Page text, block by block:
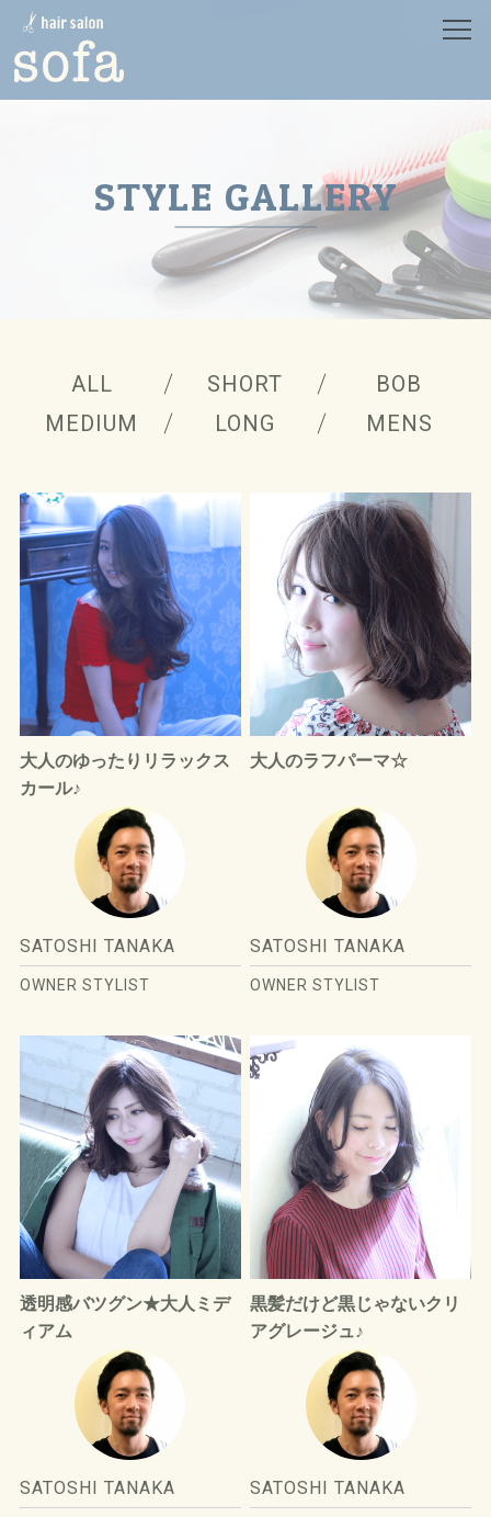
HOME
SALON
CONCEPT コンセプト
プロダクト
スタイル
BLOG
RECRUIT リクルート
SITEMAP サイトマップ
STYLE GALLERY
ALL SHORT
BOB
MEDIUM
LONG MENS
大人のゆったりリラックス
カール♪
SATOSHI TANAKA
OWNER STYLIST
大人のラフパーマ☆
SATOSHI TANAKA
OWNER STYLIST
透明感バツグン★大人ミデ
ィアム
SATOSHI TANAKA
黒髪だけど黒じゃないクリ
アグレージュ♪
SATOSHI TANAKA